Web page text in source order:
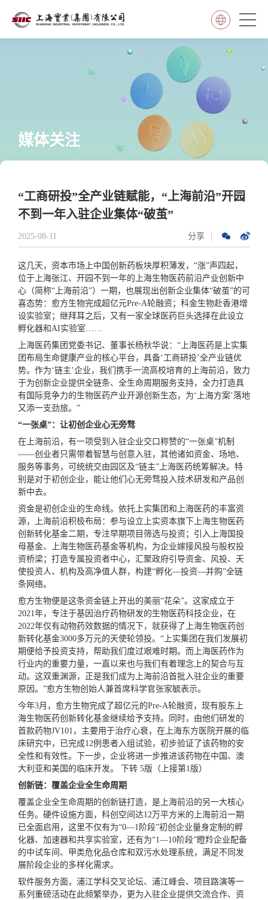
媒体关注
“工商研投”全产业链赋能，“上海前沿”开园
不到一年入驻企业集体“破茧”
2025-08-11 分享
这几天，资本市场上中国创新药板块厚积薄发，“涨”声四起，
位于上海张江、开园不到一年的上海生物医药前沿产业创新中
心（简称“上海前沿”）一期，也展现出创新企业集体“破茧”的可
喜态势：愈方生物完成超亿元Pre-A轮融资；科金生物赴香港增
设实验室；继拜耳之后，又有一家全球医药巨头选择在此设立
孵化器和AI实验室……
上海医药集团党委书记、董事长杨秋华说：“上海医药是上实集
团布局生命健康产业的核心平台，具备‘工商研投’全产业链优
势。作为‘链主’企业，我们携手一流高校培育的上海前沿，致力
于为创新企业提供全链条、全生命周期服务支持，全力打造具
有国际竞争力的生物医药产业开源创新生态，为‘上海方案’落地
又添一支劲旅。”
“一张桌”：让初创企业心无旁骛
在上海前沿，有一项受到入驻企业交口称赞的“一张桌”机制
——创业者只需带着智慧与创意入驻，其他诸如资金、场地、
服务等事务，可统统交由园区及“链主”上海医药统筹解决。特
别是对于初创企业，能让他们心无旁骛投入技术研发和产品创
新中去。
资金是初创企业的生命线。依托上实集团和上海医药的丰富资
源，上海前沿积极布局：参与设立上实资本旗下上海生物医药
创新转化基金二期，专注早期项目筛选与投资；引入上海国投
母基金、上海生物医药基金等机构，为企业嫁接风投与股权投
资桥梁；打造专属投资者中心，汇聚政府引导资金、风投、天
使投资人、机构及高净值人群，构建“孵化—投资—并购”全链
条网络。
愈方生物便是这条资金链上开出的美丽“花朵”。这家成立于
2021年，专注于基因治疗药物研发的生物医药科技企业，在
2022年仅有动物药效数据的情况下，就获得了上海生物医药创
新转化基金3000多万元的天使轮领投。“上实集团在我们发展初
期便给予投资支持，帮助我们度过艰难时期。而上海医药作为
行业内的重要力量，一直以来也与我们有着理念上的契合与互
动。这双重渊源，正是我们成为上海前沿首批入驻企业的重要
原因。”愈方生物创始人兼首席科学官张家毓表示。
今年3月，愈方生物完成了超亿元的Pre-A轮融资，现有股东上
海生物医药创新转化基金继续给予支持。同时，由他们研发的
首款药物JV101，主要用于治疗心衰，在上海东方医院开展的临
床研究中，已完成12例患者入组试验，初步验证了该药物的安
全性和有效性。下一步，企业将进一步推进该药物在中国、澳
大利亚和美国的临床开发。 下转 5版（上接第1版）
创新链：覆盖企业全生命周期
覆盖企业全生命周期的创新链打造，是上海前沿的另一大核心
任务。硬件设施方面，科创空间达12万平方米的上海前沿一期
已全面启用，这里不仅有为“0—1阶段”初创企业量身定制的孵
化器、加速器和共享实验室，还有为“1—10阶段”瞪羚企业配备
的中试车间、甲类危化品仓库和双污水处理系统，满足不同发
展阶段企业的多样化需求。
软件服务方面，浦江学科交叉论坛、浦江峰会、项目路演等一
系列重磅活动在此频繁举办，更为入驻企业提供交流合作、资